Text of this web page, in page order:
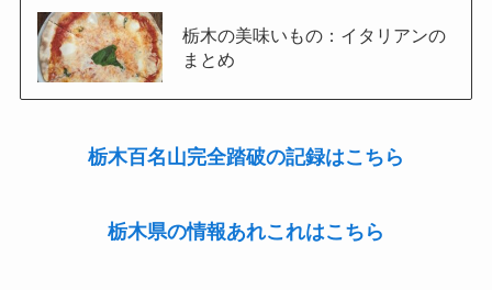
栃木の美味いもの：イタリアンの
まとめ
栃木百名山完全踏破の記録はこちら
栃木県の情報あれこれはこちら